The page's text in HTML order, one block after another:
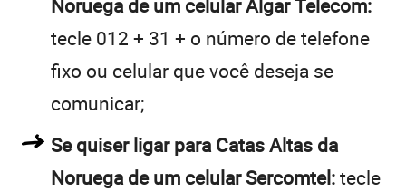
tecle 012 + 31 + o número de telefone
fixo ou celular que você deseja se
comunicar;
Se quiser ligar para Catas Altas da
Noruega de um celular Sercomtel:tecle